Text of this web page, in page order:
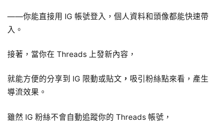
——你能直接用 IG 帳號登入，個人資料和頭像都能快速帶
入。
接著，當你在 Threads 上發新內容，
就能方便的分享到 IG 限動或貼文 ， 吸引粉絲點來看，產生
導流效果。
雖然 IG 粉絲不會自動追蹤你的 Threads 帳號，